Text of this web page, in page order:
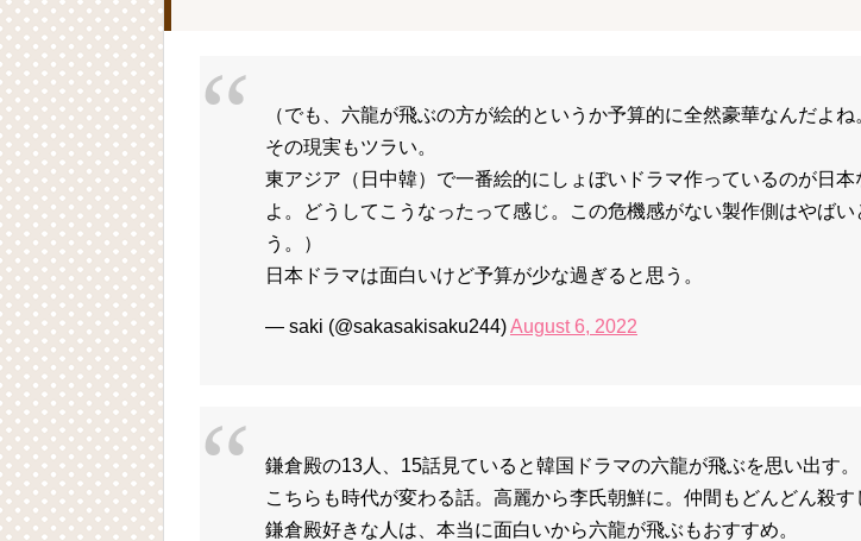
（でも、六龍が飛ぶの方が絵的というか予算的に全然豪華なんだよね
その現実もツラい。
東アジア（日中韓）で一番絵的にしょぼいドラマ作っているのが日本
よ。どうしてこうなったって感じ。この危機感がない製作側はやばい
う。）
日本ドラマは面白いけど予算が少な過ぎると思う。
— saki (@sakasakisaku244)August 6, 2022
鎌倉殿の13人、15話見ていると韓国ドラマの六龍が飛ぶを思い出す。
こちらも時代が変わる話。高麗から李氏朝鮮に。仲間もどんどん殺す
鎌倉殿好きな人は、本当に面白いから六龍が飛ぶもおすすめ。